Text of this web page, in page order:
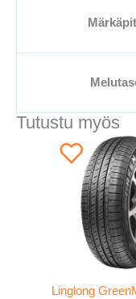
Tutustu myös
Linglong